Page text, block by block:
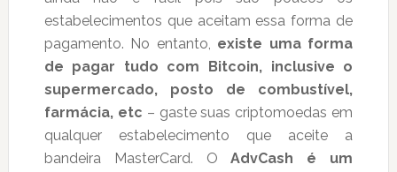
estabelecimentos que aceitam essa forma de
pagamento. No entanto, existe uma forma
de pagar tudo com Bitcoin, inclusive o
supermercado, posto de combustível,
farmácia, etc – gaste suas criptomoedas em
qualquer estabelecimento que aceite a
bandeira MasterCard. OAdvCash é um